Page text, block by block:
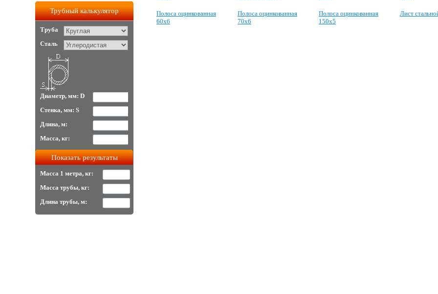
Полоса оцинкованная
60х6
Полоса оцинкованная
70х6
Полоса оцинкованная
150х5
Лист
Трубный калькулятор
Труба
Сталь
Диаметр, мм: D
Стенка, мм: S
Длина, м:
Масса, кг:
Масса 1 метра, кг:
Масса трубы, кг:
Длина трубы, м: